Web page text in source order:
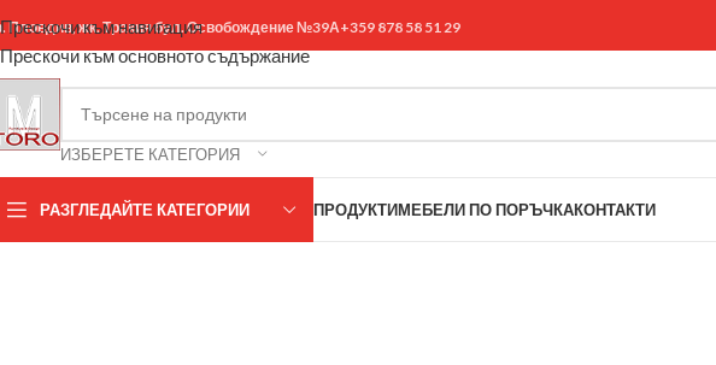
Прескочи към навигация
Прескочи към основното съдържание
Пловдив, жк. Тракия бул. Освобождение №39А+359 878 58 51 29
ИЗБЕРЕТЕ КАТЕГОРИЯ
РАЗГЛЕДАЙТЕ КАТЕГОРИИ ПРОДУКТИМЕБЕЛИ ПО ПОРЪЧКАКОНТАКТИ